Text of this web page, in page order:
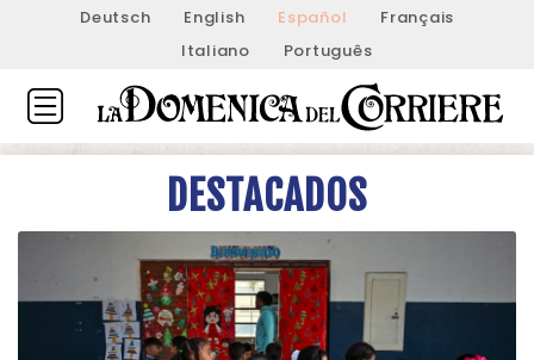
Deutsch English Español
Français
Italiano
Português
DESTACADOS